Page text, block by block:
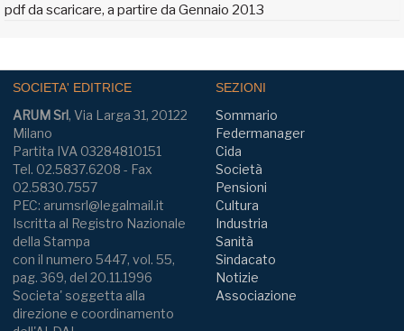
pdf da scaricare, a partire da Gennaio 2013
SOCIETA' EDITRICE
ARUM Srl, Via Larga 31, 20122
Milano
Partita IVA 03284810151
Tel. 02.5837.6208 - Fax
02.5830.7557
PEC: arumsrl@legalmail.it
Iscritta al Registro Nazionale
della Stampa
con il numero 5447, vol. 55,
pag. 369, del 20.11.1996
Societa' soggetta alla
direzione e coordinamento
SEZIONI
Sommario
Federmanager
Cida
Società
Pensioni
Cultura
Industria
Sanità
Sindacato
Notizie
Associazione